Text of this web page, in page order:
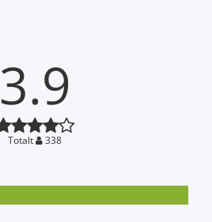
3.9
Totalt 338